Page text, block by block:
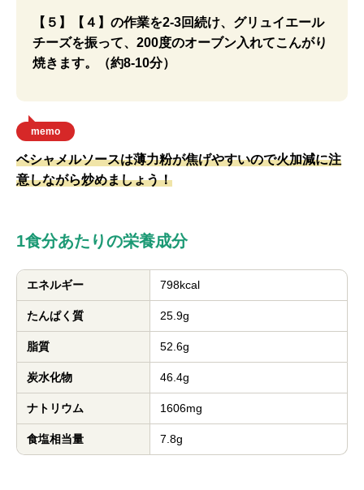
【５】【４】の作業を2-3回続け、グリュイエール
チーズを振って、200度のオーブン入れてこんがり
焼きます。（約8-10分）
memo
ベシャメルソースは薄力粉が焦げやすいので火加減に注
意しながら炒めましょう！
1食分あたりの栄養成分
エネルギー 798kcal
たんぱく質 25.9g
脂質 52.6g
炭水化物 46.4g
ナトリウム 1606mg
食塩相当量 7.8g